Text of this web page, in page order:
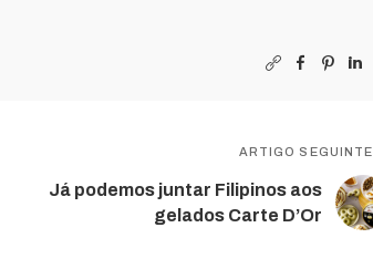
ARTIGO SEGUINTE
Já podemos juntar Filipinos aos
gelados Carte D’Or